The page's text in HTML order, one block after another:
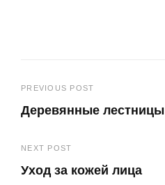
Навигация
по
записям
PREVIOUS POST
Деревянные
Post
NEXT POST
Уход за кожей лица